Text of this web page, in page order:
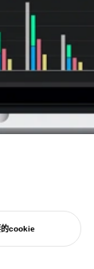
與節能諮詢服務的共
企業已成為零碳企業。
的cookie